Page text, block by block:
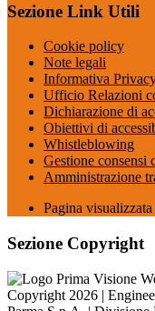
Sezione Link Utili
Cookie policy
Note legali
Informativa
Ufficio Relazioni
Dichiarazione di
Obiettivi di
Whistleblowing
Gestione consensi
Amministrazione
Pagina visualizzata
Sezione Copyright
Copyright 2026 |